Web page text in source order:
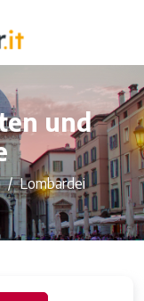
und
Lombardei